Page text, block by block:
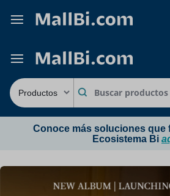
Conoce más soluciones que
Ecosistema Bi